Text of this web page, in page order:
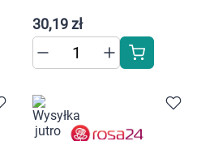
30,19 zł